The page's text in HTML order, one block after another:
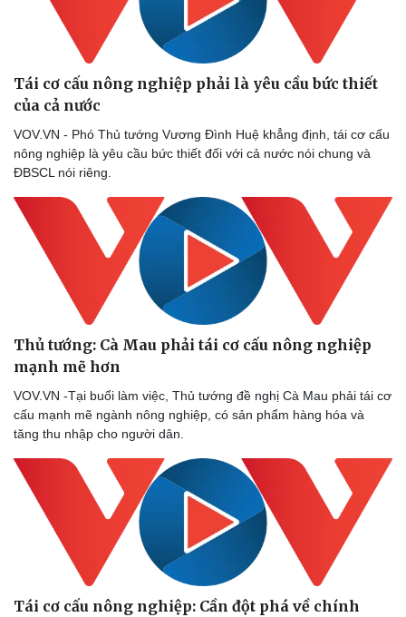
Doanh nghiệp
Thông tin doanh nghiệp
Doanh nghiệp 24h
Doanh nhân
Vì cộng đồng
Công nghệ
Tin Công nghệ
Trải nghiệm
Tái cơ cấu nông nghiệp phải là yêu cầu bức thiết
của cả nước
VOV.VN - Phó Thủ tướng Vương Đình Huệ khẳng định, tái cơ cấu
nông nghiệp là yêu cầu bức thiết đối với cả nước nói chung và
ĐBSCL nói riêng.
Thủ tướng: Cà Mau phải tái cơ cấu nông nghiệp
mạnh mẽ hơn
VOV.VN -Tại buổi làm việc, Thủ tướng đề nghị Cà Mau phải tái cơ
cấu mạnh mẽ ngành nông nghiệp, có sản phẩm hàng hóa và
tăng thu nhập cho người dân.
Tái cơ cấu nông nghiệp: Cần đột phá về chính